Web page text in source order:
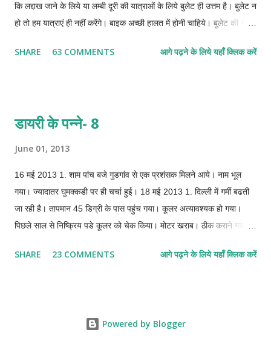
कि लद्दाख जाने के लिये या लम्बी दूरी की यात्राओं के लिये बुलेट ही उत्तम है। बुलेट न
हो तो हम यात्राएं ही नहीं करेंगे। बाइक अच्छी हालत में होनी चाहिये। बुलेट की भी
पास सिर पकडकर बैठने के अलावा कोई और चारा नहीं रहेगा। अच्छी हालत वाली
चाहिये। सबसे पहले बात करते हैं टायर की। टायर बाइक का वो हिस्सा है जिस पर
SHARE 63 COMMENTS आगे पढ़ने के लिये यहाँ क्लिक करें
डायरी के पन्ने- 8
June 01, 2013
16 मई 2013 1. शाम पांच बजे गुडगांव से एक प्रशंसक मिलने आये। नाम भूल
गया। ज्यादातर घुमक्कडी पर ही चर्चा हुई। 18 मई 2013 1. दिल्ली में गर्मी बढती
जा रही है। तापमान 45 डिग्री के पास पहुंच गया। कूलर अत्यावश्यक हो गया।
पिछले साल से निष्क्रिय पडे कूलर को चेक किया। मोटर खराब। ठीक कराने गया तो
सीजन की पहली ठण्डी फुहारयुक्त हवा मिल गई। 2. लैपटॉप नखरे करने लगा। ऑन
SHARE 23 COMMENTS आगे पढ़ने के लिये यहाँ क्लिक करें
Powered by Blogger